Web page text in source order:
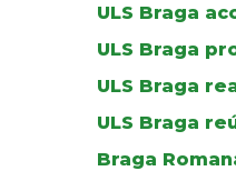
ULS Braga
ULS Braga
ULS Braga
ULS Braga
Braga